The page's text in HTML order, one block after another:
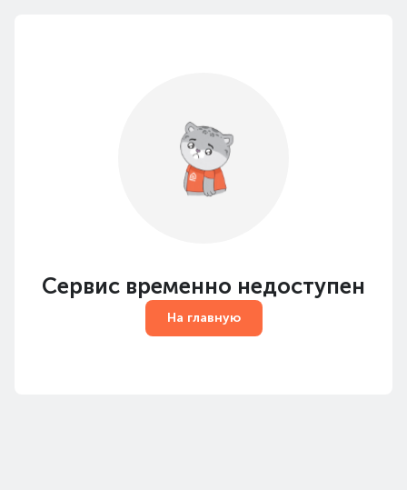
Сервис временно недоступен
На главную